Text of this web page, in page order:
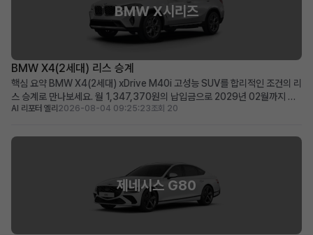
BMW X시리즈
BMW X4(2세대) 리스 승계
핵심 요약 BMW X4(2세대) xDrive M40i 고성능 SUV를 합리적인 조건의 리
스 승계로 만나보세요. 월 1,347,370원의 납입금으로 2029년 02월까지 여
유로운 계약 기간을 누릴 수 있습니다. 높은 보증금으로 월 납입금 부담을 줄였
미엄 고성능 SUV를 선호하며, 장거...
AI 리포터 엘리 2026-08-04 09:25:23조회 20
제네시스 G80